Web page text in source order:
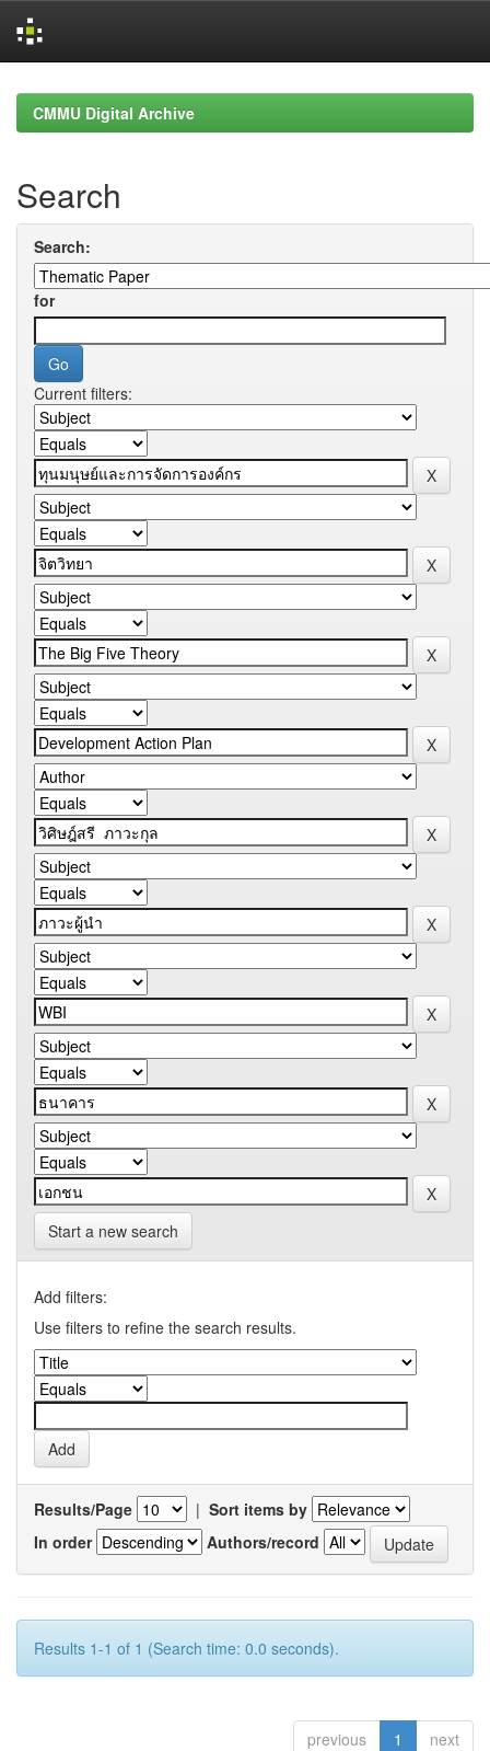
navigationCMMU Digital Archive
Search
Search:
for
Current filters:
Start a new search
Add filters:
Use filters to refine the search results.
Results/Page | Sort items by
In order
Authors/record
Results 1-1 of 1 (Search time: 0.0 seconds).
previous 1 next